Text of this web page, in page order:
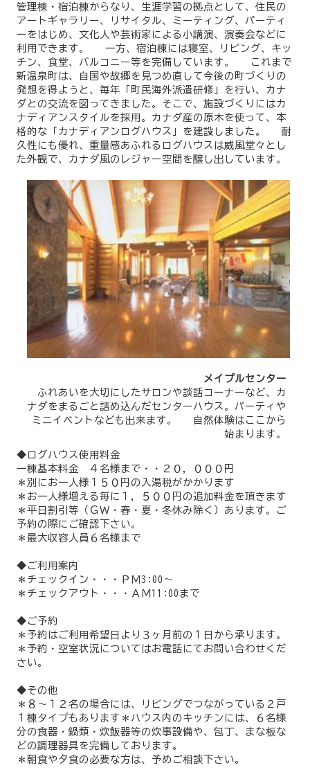
管理棟・宿泊棟からなり、生涯学習の拠点として、住民の
アートギャラリー、リサイタル、ミーティング、パーティ
ーをはじめ、文化人や芸術家による小講演、演奏会などに
利用できます。 一方、宿泊棟には寝室、リビング、キッ
チン、食堂、バルコニー等を完備しています。 これまで
新温泉町は、自国や故郷を見つめ直して今後の町づくりの
発想を得ようと、毎年「町民海外派遣研修」を行い、カナ
ダとの交流を図ってきました。そこで、施設づくりにはカ
ナディアンスタイルを採用。カナダ産の原木を使って、本
格的な「カナディアンログハウス」を建設しました。 耐
久性にも優れ、重量感あふれるログハウスは威風堂々とし
た外観で、カナダ風のレジャー空間を醸し出しています。
メイプルセンター
ふれあいを大切にしたサロンや談話コーナーなど、カ
ナダをまるごと詰め込んだセンターハウス。パーティや
ミニイベントなども出来ます。 自然体験はここから
始まります。
◆ログハウス使用料金
一棟基本料金 ４名様まで・・２０，０００円
＊別にお一人様１５０円の入湯税がかかります
＊お一人様増える毎に１，５００円の追加料金を頂きます
＊平日割引等（ＧＷ・春・夏・冬休み除く）あります。ご
予約の際にご確認下さい。
＊最大収容人員６名様まで
◆ご利用案内
＊チェックイン・・・ＰＭ3:00～
＊チェックアウト・・・ＡＭ11:00まで
◆ご予約
＊予約はご利用希望日より３ヶ月前の１日から承ります。
＊予約・空室状況についてはお電話にてお問い合わせくだ
さい。
◆その他
＊８～１２名の場合には、リビングでつながっている２戸
１棟タイプもあります＊ハウス内のキッチンには、６名様
分の食器・鍋類・炊飯器等の炊事設備や、包丁、まな板な
どの調理器具を完備しております。
＊朝食や夕食の必要な方は、予めご相談下さい。